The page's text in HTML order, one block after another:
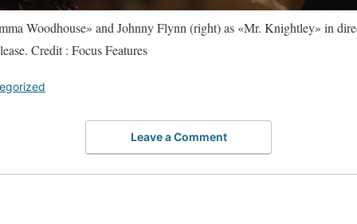
Woodhouse» and Johnny Flynn (right) as «Mr. Knightley» in
Credit : Focus Features
Leave a Comment